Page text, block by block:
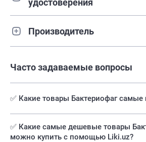
удостоверения
Производитель
Часто задаваемые вопросы
✅ Какие товары Бактериофаг самые
✅️ Какие самые дешевые товары
можно купить с помощью Liki.uz?